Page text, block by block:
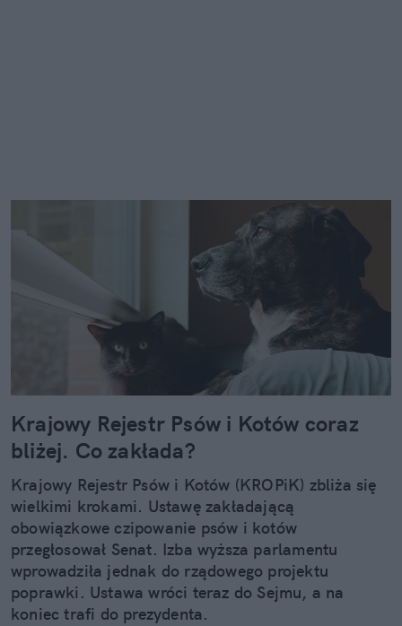
Krajowy Rejestr Psów i Kotów coraz
bliżej. Co zakłada?
Krajowy Rejestr Psów i Kotów (KROPiK) zbliża się
wielkimi krokami. Ustawę zakładającą
obowiązkowe czipowanie psów i kotów
przegłosował Senat. Izba wyższa parlamentu
wprowadziła jednak do rządowego projektu
poprawki. Ustawa wróci teraz do Sejmu, a na
koniec trafi do prezydenta.